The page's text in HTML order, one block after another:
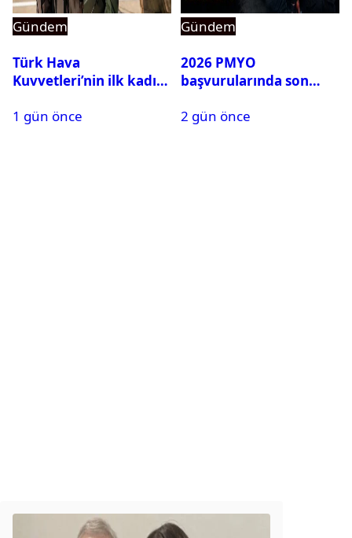
Gündem
Türk Hava
Kuvvetleri’nin ilk kadın
Karapınar hakkında
1 gün önce
Gündem
2026 PMYO
başvurularında son
2 gün önce